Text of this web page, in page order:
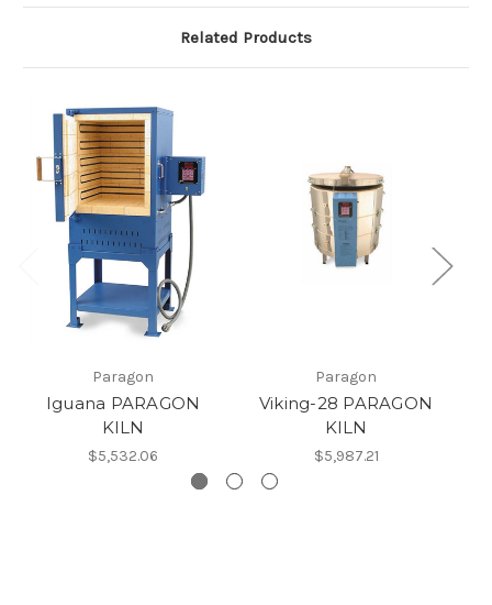
Related Products
Paragon
Iguana PARAGON
KILN
$5,532.06
Paragon
Viking-28 PARAGON
KILN
$5,987.21